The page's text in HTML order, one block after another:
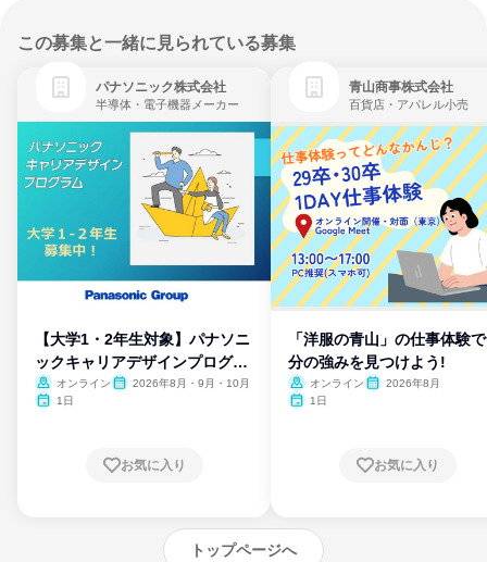
この募集と一緒に見られている募集
パナソニック株式会社
半導体・電子機器メーカー
【大学1・2年生対象】パナソニ
ックキャリアデザインプログラ
ム
オンライン
2026年8月・9月・10月
1日
お気に入り
青山商事株式会社
百貨店・アパレル小売
「洋服の青山」の仕事体験
分の強みを見つけよう!
オンライン
2026年8月
1日
お気に入り
トップページへ